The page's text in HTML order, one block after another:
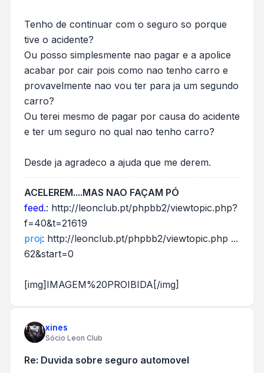
Tenho de continuar com o seguro so porque
tive o acidente?
Ou posso simplesmente nao pagar e a apolice
acabar por cair pois como nao tenho carro e
provavelmente nao vou ter para ja um segundo
carro?
Ou terei mesmo de pagar por causa do acidente
e ter um seguro no qual nao tenho carro?
Desde ja agradeco a ajuda que me derem.
ACELEREM....MAS NAO FAÇAM PÓ
feed.: http://leonclub.pt/phpbb2/viewtopic.php?
f=40&t=21619
proj: http://leonclub.pt/phpbb2/viewtopic.php ...
62&start=0
[img]IMAGEM%20PROIBIDA[/img]
xines
Sócio Leon Club
Re: Duvida sobre seguro automovel